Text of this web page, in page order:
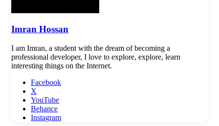
Imran Hossan
I am Imran, a student with the dream of becoming a
professional developer, I love to explore, explore, learn
interesting things on the Internet.
Facebook
X
YouTube
Behance
Instagram